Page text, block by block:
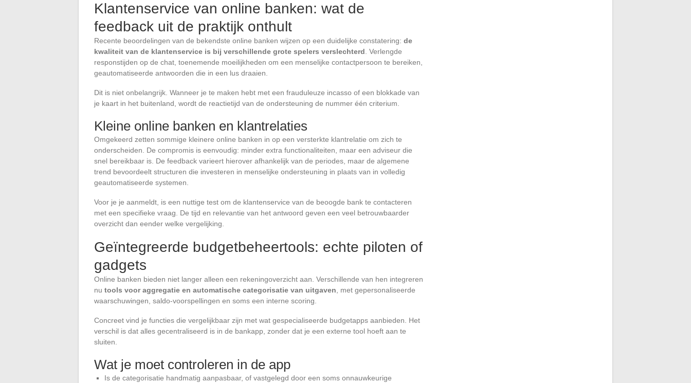
Klantenservice van online banken: wat de
feedback uit de praktijk onthult
Recente beoordelingen van de bekendste online banken wijzen op een duidelijke constatering: de
kwaliteit van de klantenservice is bij verschillende grote spelers verslechterd. Verlengde
responstijden op de chat, toenemende moeilijkheden om een menselijke contactpersoon te bereiken,
geautomatiseerde antwoorden die in een lus draaien.
Dit is niet onbelangrijk. Wanneer je te maken hebt met een frauduleuze incasso of een blokkade van
je kaart in het buitenland, wordt de reactietijd van de ondersteuning de nummer één criterium.
Kleine online banken en klantrelaties
Omgekeerd zetten sommige kleinere online banken in op een versterkte klantrelatie om zich te
onderscheiden. De compromis is eenvoudig: minder extra functionaliteiten, maar een adviseur die
snel bereikbaar is. De feedback varieert hierover afhankelijk van de periodes, maar de algemene
trend bevoordeelt structuren die investeren in menselijke ondersteuning in plaats van in volledig
geautomatiseerde systemen.
Voor je je aanmeldt, is een nuttige test om de klantenservice van de beoogde bank te contacteren
met een specifieke vraag. De tijd en relevantie van het antwoord geven een veel betrouwbaarder
overzicht dan eender welke vergelijking.
Geïntegreerde budgetbeheertools: echte piloten of
gadgets
Online banken bieden niet langer alleen een rekeningoverzicht aan. Verschillende van hen integreren
nu tools voor aggregatie en automatische categorisatie van uitgaven, met gepersonaliseerde
waarschuwingen, saldo-voorspellingen en soms een interne scoring.
Concreet vind je functies die vergelijkbaar zijn met wat gespecialiseerde budgetapps aanbieden. Het
verschil is dat alles gecentraliseerd is in de bankapp, zonder dat je een externe tool hoeft aan te
sluiten.
Wat je moet controleren in de app
Is de categorisatie handmatig aanpasbaar, of vastgelegd door een soms onnauwkeurige